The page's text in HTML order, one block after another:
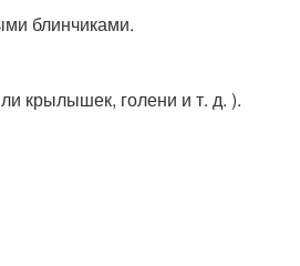
блинчиками.
крылышек, голени и т. д. ).